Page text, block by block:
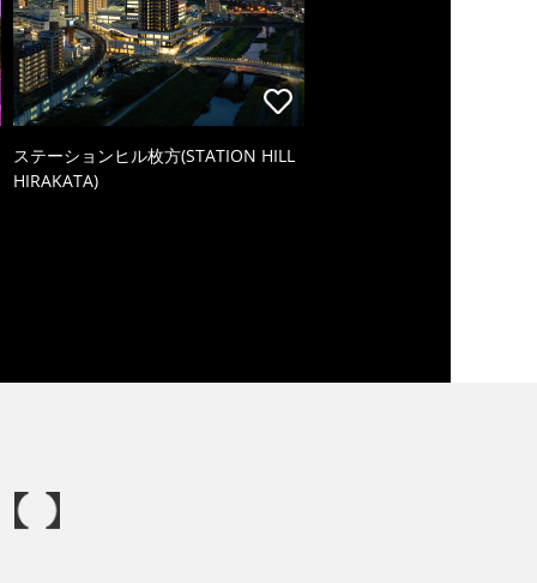
ステーションヒル枚方(STATION HILL
HIRAKATA)